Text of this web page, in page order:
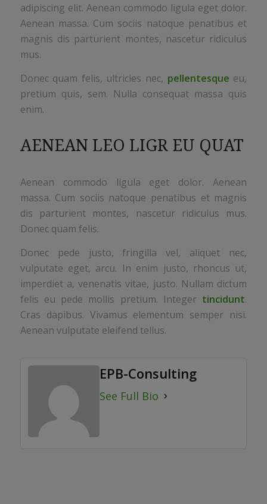
adipiscing elit. Aenean commodo ligula eget dolor.
Aenean massa. Cum sociis natoque penatibus et
magnis dis parturient montes, nascetur ridiculus
mus.
Donec quam felis, ultricies nec, pellentesque eu,
pretium quis, sem. Nulla consequat massa quis
enim.
AENEAN LEO LIGR EU QUAT
Aenean commodo ligula eget dolor. Aenean
massa. Cum sociis natoque penatibus et magnis
dis parturient montes, nascetur ridiculus mus.
Donec quam felis.
Donec pede justo, fringilla vel, aliquet nec,
vulputate eget, arcu. In enim justo, rhoncus ut,
imperdiet a, venenatis vitae, justo. Nullam dictum
felis eu pede mollis pretium. Integer tincidunt.
Cras dapibus. Vivamus elementum semper nisi.
Aenean vulputate eleifend tellus.
EPB-Consulting
See Full Bio